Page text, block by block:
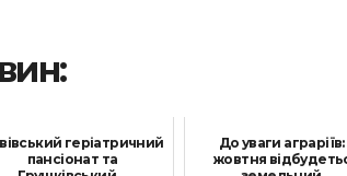
геріатричний
пансіонат та
До уваги аграріїв:
жовтня